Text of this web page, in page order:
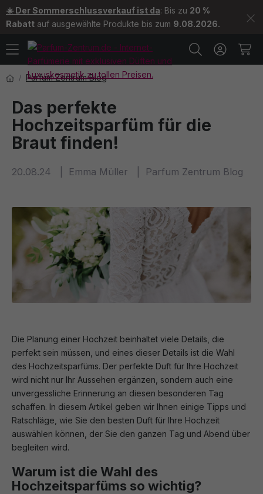
☀️ Der Sommerschlussverkauf ist da: Bis zu 20 %
Rabatt auf ausgewählte Produkte bis zum 9.08.2026.
Parfum Zentrum Blog
Das perfekte
Hochzeitsparfüm für die
Braut finden!
20.08.24 Emma Müller Parfum Zentrum Blog
Die Planung einer Hochzeit beinhaltet viele Details, die
perfekt sein müssen, und eines dieser Details ist die Wahl
des Hochzeitsparfüms. Der perfekte Duft für Ihre Hochzeit
wird nicht nur Ihr Aussehen ergänzen, sondern auch eine
unvergessliche Erinnerung an diesen besonderen Tag
schaffen. In diesem Artikel geben wir Ihnen einige Tipps und
Ratschläge, wie Sie den besten Duft für Ihre Hochzeit
auswählen können, der Sie den ganzen Tag und Abend über
begleiten wird.
Warum ist die Wahl des
Hochzeitsparfüms so wichtig?